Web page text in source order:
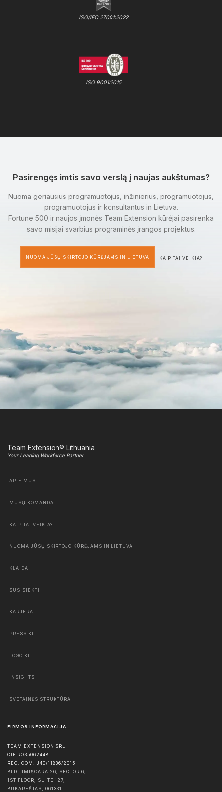
ISO/IEC 27001:2022
ISO 9001:2015
Pasirengęs imtis savo verslą į naujas aukštumas?
Nuoma geriausius programuotojus, inžinierius, programuotojus,
programuotojus ir konsultantus in Lietuva.
Fortune 500 ir naujos įmonės Team Extension kūrėjai pasirenka
savo misijai svarbius programinės įrangos projektus.
NUOMA JŪSŲ SKIRTOJO KŪRĖJAMS IN LIETUVA KAIP TAI VEIKIA?
Team Extension® Lithuania
Your Leading Workforce Partner
APIE MUS
MŪSŲ KOMANDA
KAIP TAI VEIKIA?
NUOMA JŪSŲ SKIRTOJO KŪRĖJAMS IN LIETUVA
KLAIDA
SUSISIEKTI
KARJERA
PRESS KIT
LOGO KIT
INSIGHTS
SVETAINĖS STRUKTŪRA
FIRMOS INFORMACIJA
TEAM EXTENSION SRL
CIF RO35062448
REG. COM. J40/11836/2015
BLD TIMIȘOARA 26, SECTOR 6,
1ST FLOOR, SUITE 127,
BUKAREŠTAS, 061331